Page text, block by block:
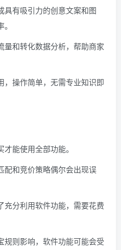
具有吸引力的创意文案和图
量和转化数据分析，帮助商家
，操作简单，无需专业知识即
才能使用全部功能。
配和竞价策略偶尔会出现误
充分利用软件功能，需要花费
规则影响，软件功能可能会受